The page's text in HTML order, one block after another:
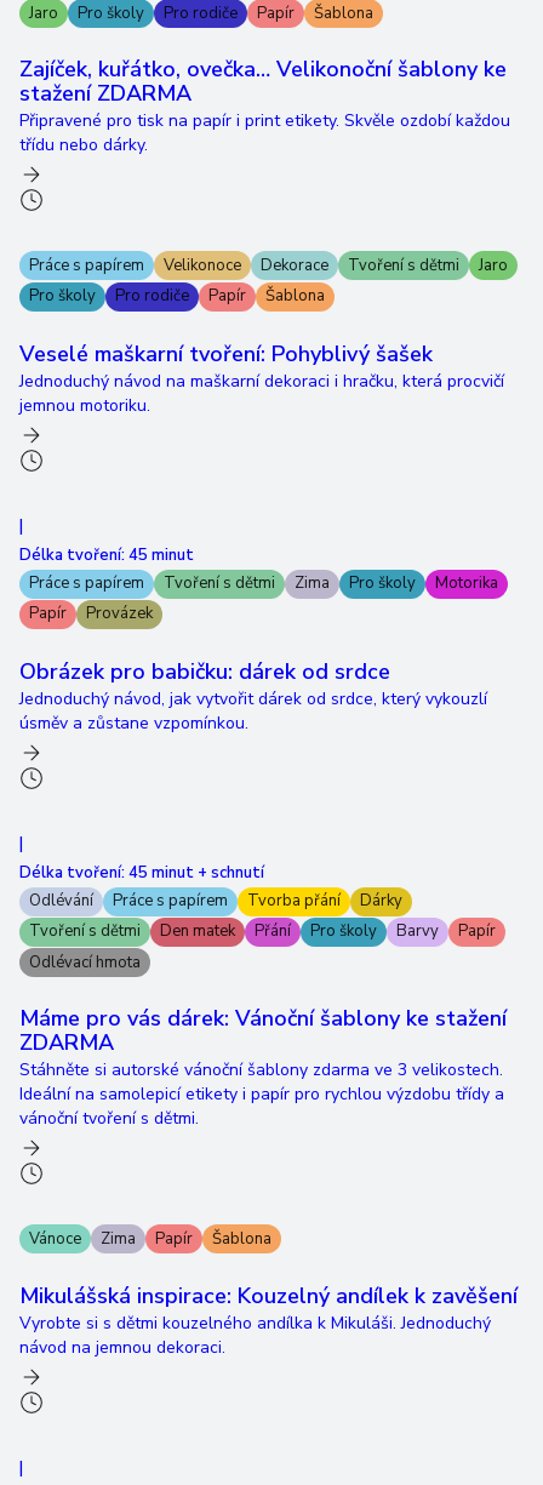
Jaro
Pro školy Pro rodiče Papír Šablona
Zajíček, kuřátko, ovečka… Velikonoční šablony ke
stažení ZDARMA
Připravené pro tisk na papír i print etikety. Skvěle ozdobí každou
třídu nebo dárky.
Práce s papírem Velikonoce Dekorace Tvoření s dětmi
Jaro
Pro školy
Pro rodiče Papír Šablona
Veselé maškarní tvoření: Pohyblivý šašek
Jednoduchý návod na maškarní dekoraci i hračku, která procvičí
jemnou motoriku.
|
Délka tvoření: 45 minut
Práce s papírem
Tvoření s dětmi Zima Pro školy
Motorika
Papír
Provázek
Obrázek pro babičku: dárek od srdce
Jednoduchý návod, jak vytvořit dárek od srdce, který vykouzlí
úsměv a zůstane vzpomínkou.
|
Délka tvoření: 45 minut + schnutí
Odlévání
Práce s papírem Tvorba přání
Dárky
Tvoření s dětmi
Den matek Přání Pro školy Barvy
Papír
Odlévací hmota
Máme pro vás dárek: Vánoční šablony ke stažení
ZDARMA
Stáhněte si autorské vánoční šablony zdarma ve 3 velikostech.
Ideální na samolepicí etikety i papír pro rychlou výzdobu třídy a
vánoční tvoření s dětmi.
Vánoce Zima Papír Šablona
Mikulášská inspirace: Kouzelný andílek k zavěšení
Vyrobte si s dětmi kouzelného andílka k Mikuláši. Jednoduchý
návod na jemnou dekoraci.
|